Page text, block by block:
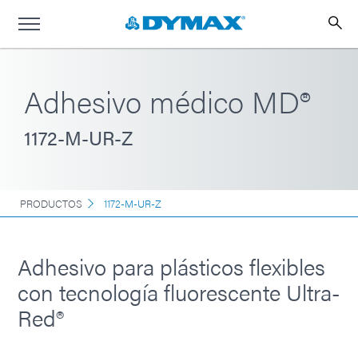
Adhesivo médico MD®
1172-M-UR-Z
PRODUCTOS 1172-M-UR-Z
Adhesivo para plásticos flexibles
con tecnología fluorescente Ultra-
Red®